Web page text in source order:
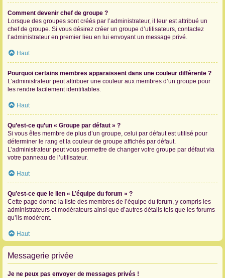
Comment devenir chef de groupe ?
Lorsque des groupes sont créés par l’administrateur, il leur est attribué un
chef de groupe. Si vous désirez créer un groupe d’utilisateurs, contactez
l’administrateur en premier lieu en lui envoyant un message privé.
Haut
Pourquoi certains membres apparaissent dans une couleur différente ?
L’administrateur peut attribuer une couleur aux membres d’un groupe pour
les rendre facilement identifiables.
Haut
Qu’est-ce qu’un « Groupe par défaut » ?
Si vous êtes membre de plus d’un groupe, celui par défaut est utilisé pour
déterminer le rang et la couleur de groupe affichés par défaut.
L’administrateur peut vous permettre de changer votre groupe par défaut via
votre panneau de l’utilisateur.
Haut
Qu’est-ce que le lien « L’équipe du forum » ?
Cette page donne la liste des membres de l’équipe du forum, y compris les
administrateurs et modérateurs ainsi que d’autres détails tels que les forums
qu’ils modèrent.
Haut
Messagerie privée
Je ne peux pas envoyer de messages privés !